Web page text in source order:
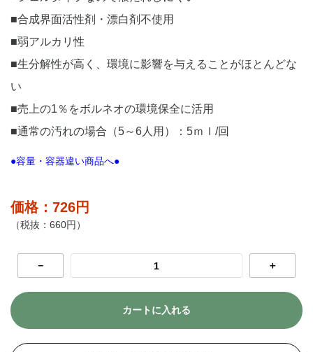
■合成界面活性剤・漂白剤不使用
■弱アルカリ性
■生分解性が高く、環境に影響を与えることがほとんどな
い
■売上の1％をボルネオの環境保全に活用
■通常の汚れの場合（5～6人用）：5ｍｌ/回
●容量・容器違い商品へ●
価格：726円
（税抜：660円）
－ ＋
カートに入れる